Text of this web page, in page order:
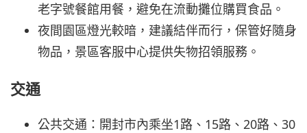
老字號餐館用餐，避免在流動攤位購買食品。
夜間園區燈光較暗，建議結伴而行，保管好隨身
物品，景區客服中心提供失物招領服務。
交通
公共交通：開封市內乘坐1路、15路、20路、30